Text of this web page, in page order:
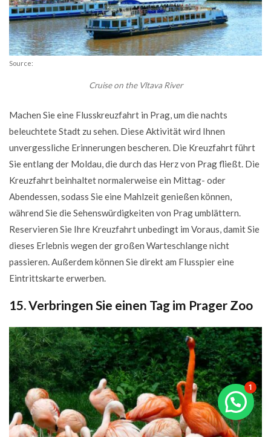
Source:
Cruise on the Vltava River
Machen Sie eine Flusskreuzfahrt in Prag, um die nachts
beleuchtete Stadt zu sehen. Diese Aktivität wird Ihnen
unvergessliche Erinnerungen bescheren. Die Kreuzfahrt führt
Sie entlang der Moldau, die durch das Herz von Prag fließt. Die
Kreuzfahrt beinhaltet normalerweise ein Mittag- oder
Abendessen, sodass Sie eine Mahlzeit genießen können,
während Sie die Sehenswürdigkeiten von Prag umblättern.
Reservieren Sie Ihre Kreuzfahrt unbedingt im Voraus, damit Sie
dieses Erlebnis wegen der großen Warteschlange nicht
passieren. Außerdem können Sie direkt am Flusspier eine
Eintrittskarte erwerben.
15. Verbringen Sie einen Tag im Prager Zoo
1